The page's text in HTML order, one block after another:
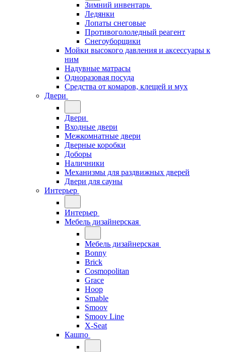
Зимний инвентарь
Ледянки
Лопаты снеговые
Противогололедный реагент
Снегоуборщики
Мойки высокого давления и аксессуары к
ним
Надувные матрасы
Одноразовая посуда
Средства от комаров, клещей и мух
Двери
Двери
Входные двери
Межкомнатные двери
Дверные коробки
Доборы
Наличники
Механизмы для раздвижных дверей
Двери для сауны
Интерьер
Интерьер
Мебель дизайнерская
Мебель дизайнерская
Bonny
Brick
Cosmopolitan
Grace
Hoop
Smable
Smoov
Smoov Line
X-Seat
Кашпо